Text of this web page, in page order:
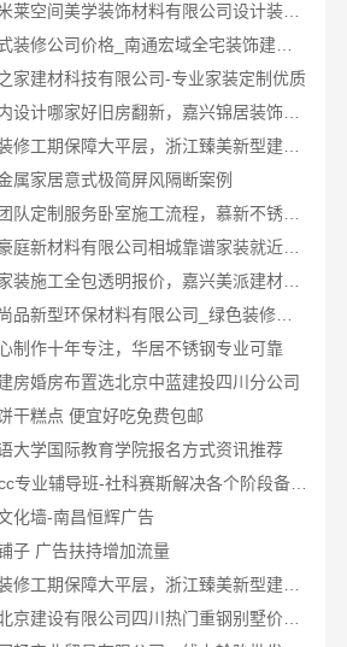
湖北百年米莱空间美学装饰材料有限公司设计装修大平层实景案例
海安一站式装修公司价格_南通宏域全宅装饰建材有限公司
家建材科技有限公司-专业家装定制优质
秀洲区室内设计哪家好旧房翻新，嘉兴锦居装饰材料有限公司靠谱
本地全屋装修工期保障大平层，浙江臻美新型建材有限公司规范施工
属家居意式极简屏风隔断案例
句容慕新团队定制服务卧室施工流程，慕新不锈钢精准落地
苏州百年豪庭新材料有限公司相城靠谱家装就近服务
嘉兴本地家装施工全包透明报价，嘉兴美派建材科技有限公司
江西尚宅尚品新型环保材料有限公司_绿色装修现代风格靠谱吗
制作十年专注，华居不锈钢专业可靠
房婚房布置选北京中蓝建投四川分公司
干糕点 便宜好吃免费包邮
大学国际教育学院报名方式资讯推荐
大连MPAcc专业辅导班-社科赛斯解决各个阶段备考需求
化墙-南昌恒辉广告
子 广告扶持增加流量
本地全屋装修工期保障大平层，浙江臻美新型建材有限公司高效施工
中蓝建投北京建设有限公司四川热门重钢别墅价格多少钱